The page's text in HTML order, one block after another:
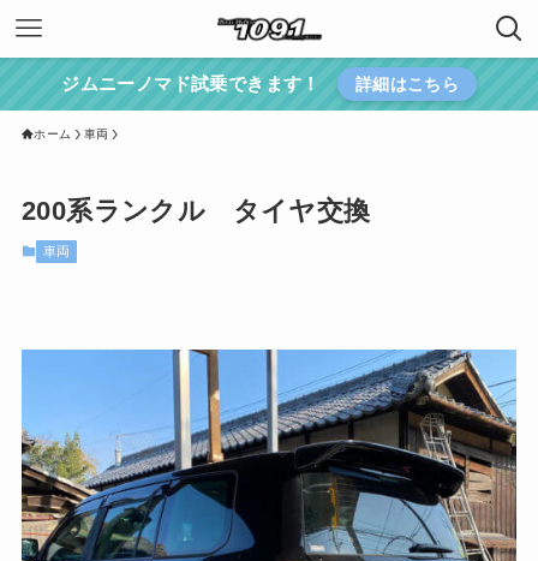
ジムニーノマド試乗できます！ 詳細はこちら
ホーム 車両
200系ランクル タイヤ交換
車両